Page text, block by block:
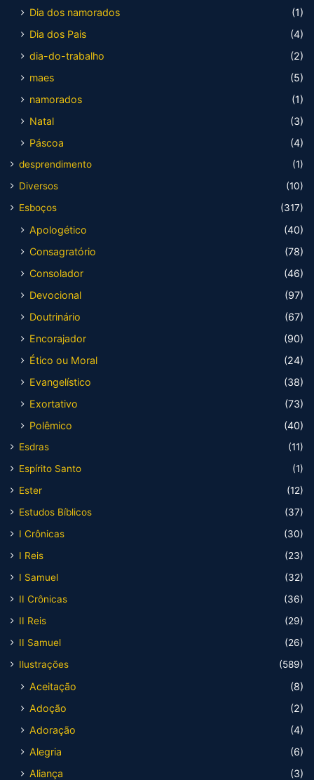
Dia dos namorados
(1)
Dia dos Pais
(4)
dia-do-trabalho
(2)
maes
(5)
namorados
(1)
Natal
(3)
Páscoa
(4)
desprendimento
(1)
Diversos
(10)
Esboços
(317)
Apologético
(40)
Consagratório
(78)
Consolador
(46)
Devocional
(97)
Doutrinário
(67)
Encorajador
(90)
Ético ou Moral
(24)
Evangelístico
(38)
Exortativo
(73)
Polêmico
(40)
Esdras
(11)
Espírito Santo
(1)
Ester
(12)
Estudos Bíblicos
(37)
I Crônicas
(30)
I Reis
(23)
I Samuel
(32)
II Crônicas
(36)
II Reis
(29)
II Samuel
(26)
Ilustrações
(589)
Aceitação
(8)
Adoção
(2)
Adoração
(4)
Alegria
(6)
Aliança
(3)